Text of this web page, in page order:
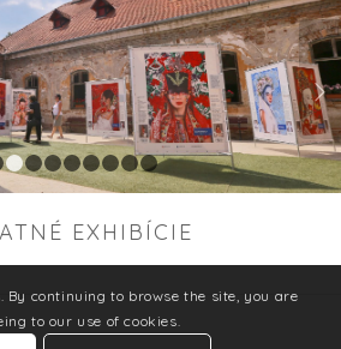
Ďalej
1 2 3 4 5 6 7 8 9
EXHIBÍCIE
By continuing to browse the site, you are
to our use of cookies.